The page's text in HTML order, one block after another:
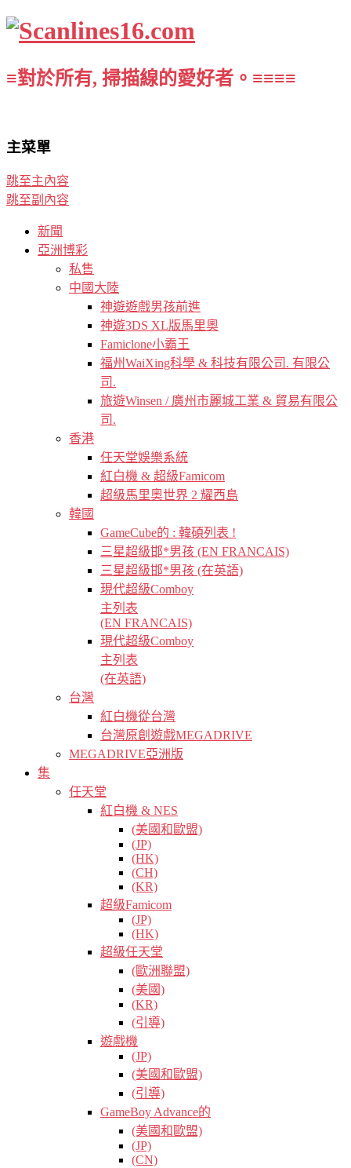
≡對於所有, 掃描線的愛好者。≡≡≡≡
主菜單
跳至主內容
跳至副內容
新聞
亞洲博彩
私售
中國大陸
神遊遊戲男孩前進
神遊3DS XL版馬里奧
Famiclone小霸王
福州WaiXing科學 & 科技有限公司. 有限公
司.
旅遊Winsen / 廣州市麗城工業 & 貿易有限公
司.
香港
任天堂娛樂系統
紅白機 & 超級Famicom
超級馬里奧世界 2 耀西島
韓國
GameCube的 : 韓碩列表 !
三星超級邯*男孩 (EN FRANCAIS)
三星超級邯*男孩 (在英語)
現代超級Comboy
主列表
(EN FRANCAIS)
現代超級Comboy
主列表
(在英語)
台灣
紅白機從台灣
台灣原創遊戲MEGADRIVE
MEGADRIVE亞洲版
集
任天堂
紅白機 & NES
(美國和歐盟)
(JP)
(HK)
(CH)
(KR)
超級Famicom
(JP)
(HK)
超級任天堂
(歐洲聯盟)
(美國)
(KR)
(引導)
遊戲機
(JP)
(美國和歐盟)
(引導)
GameBoy Advance的
(美國和歐盟)
(JP)
(CN)